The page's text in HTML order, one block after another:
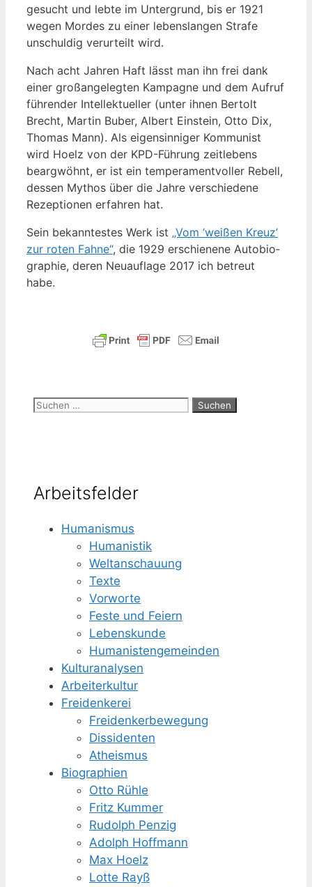
gesucht und leb­te im Unter­grund, bis er 1921
wegen Mor­des zu einer lebens­lan­gen Stra­fe
unschul­dig ver­ur­teilt wird.
Nach acht Jah­ren Haft lässt man ihn frei dank
einer groß­an­ge­leg­ten Kam­pa­gne und dem Auf­ruf
füh­ren­der Intel­lek­tu­el­ler (unter ihnen Ber­tolt
Brecht, Mar­tin Buber, Albert Ein­stein, Otto Dix,
Tho­mas Mann). Als eigen­sin­ni­ger Kom­mu­nist
wird Hoelz von der KPD-Füh­rung zeit­le­bens
bearg­wöhnt, er ist ein tem­pe­ra­ment­vol­ler Rebell,
des­sen Mythos über die Jah­re ver­schie­de­ne
Rezep­tio­nen erfah­ren hat.
Sein bekann­tes­tes Werk ist „Vom ‘wei­ßen Kreuz’
zur roten Fah­ne“, die 1929 erschie­ne­ne Auto­bio­
gra­phie, deren Neu­auf­la­ge 2017 ich betreut
habe.
Suchen
Arbeitsfelder
Humanismus
Humanistik
Weltanschauung
Texte
Vorworte
Feste und Feiern
Lebenskunde
Humanisten­gemeinden
Kulturanalysen
Arbeiterkultur
Freidenkerei
Freidenker­bewegung
Dissidenten
Atheismus
Biographien
Otto Rühle
Fritz Kummer
Rudolph Penzig
Adolph Hoffmann
Max Hoelz
Lotte Rayß